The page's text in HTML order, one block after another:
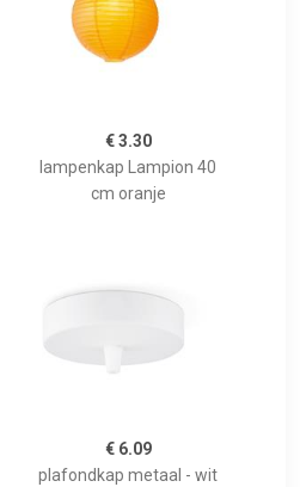
€ 3.30
lampenkap Lampion 40
cm oranje
€ 6.09
plafondkap metaal - wit